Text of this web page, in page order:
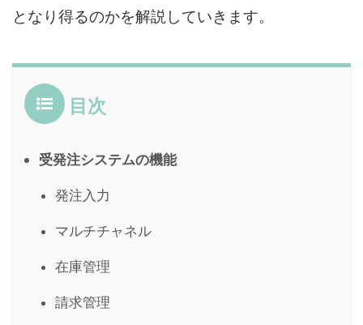
となり得るのかを解説していきます。
目次
受発注システムの機能
発注入力
マルチチャネル
在庫管理
請求管理